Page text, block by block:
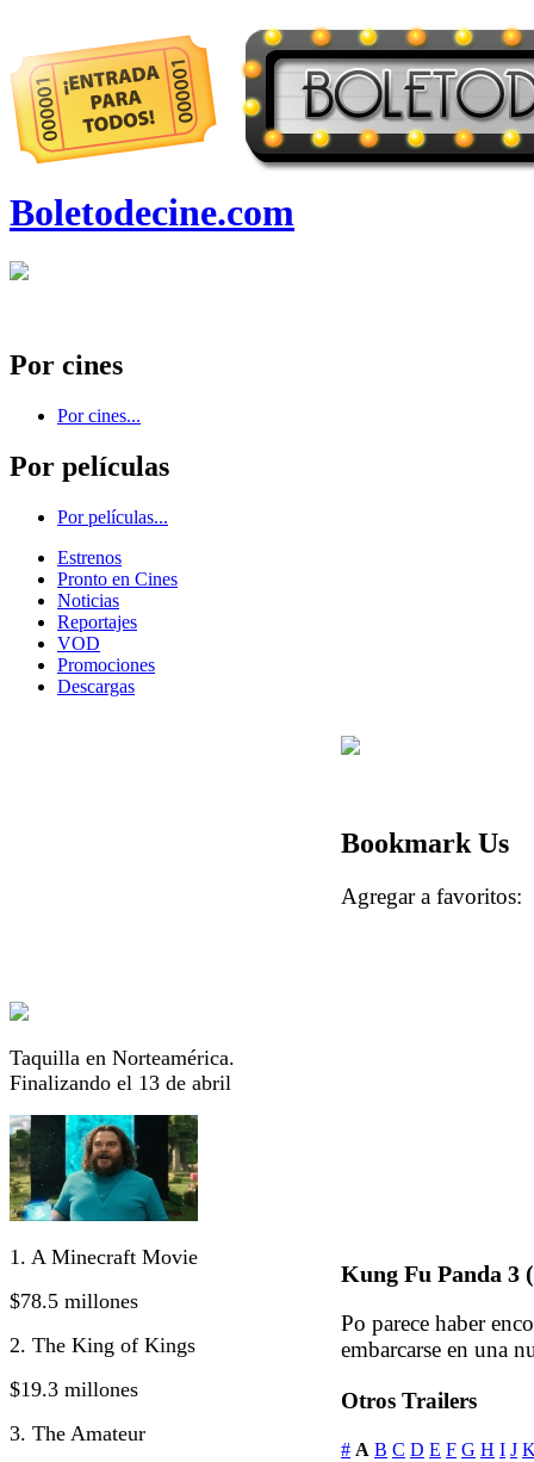
Boletodecine.com
Por cines
Por cines...
Por películas
Por películas...
Estrenos
Pronto en Cines
Noticias
Reportajes
VOD
Promociones
Descargas
Taquilla en Norteamérica.
Finalizando el 13 de abril
1. A Minecraft Movie
$78.5 millones
2. The King of Kings
$19.3 millones
3. The Amateur
Bookmark Us
Agregar a
Kung Fu Panda 3
Po parece haber
embarcarse en una
Otros Trailers
# A B C D E F G H I J